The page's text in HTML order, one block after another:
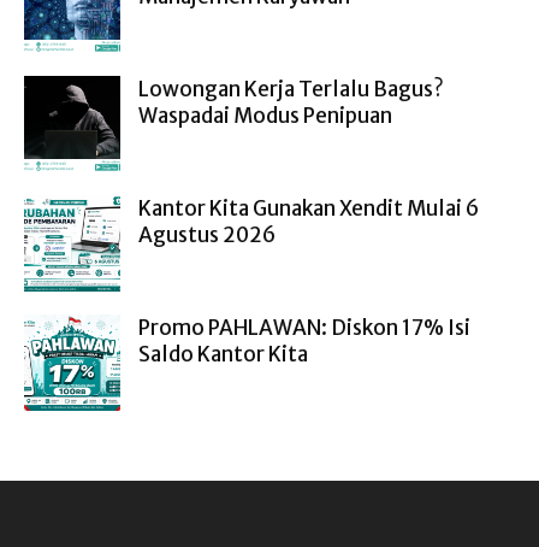
Lowongan Kerja Terlalu Bagus?
Waspadai Modus Penipuan
Kantor Kita Gunakan Xendit Mulai 6
Agustus 2026
Promo PAHLAWAN: Diskon 17% Isi
Saldo Kantor Kita